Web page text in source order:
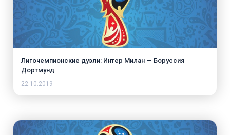
Лигочемпионские дуэли: Интер Милан — Боруссия
Дортмунд
22.10.2019